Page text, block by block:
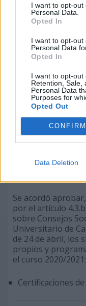
I want to opt-out
Personal Data.
Opted In
I want to opt-
Personal Data
Opted In
I want to opt-out
Retention, Sale,
Personal Data
Purposes for
Opted Out
CONFIRM
Data Deletion
254 / 254
269 / 269
272 / 272
305 / 305
450 / 450
Se acordó
por el artículo
sobre Consejos
Universitario de
de 24 de abril, los
propios y
el curso 2020/2021:
Certificaciones